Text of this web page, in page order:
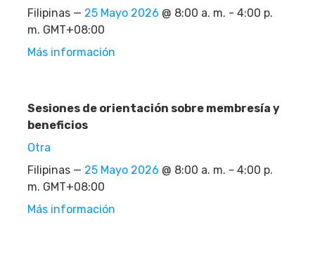
Filipinas — 25 Mayo 2026 @ 8:00 a. m. - 4:00 p.
m. GMT+08:00
Más información
Sesiones de orientación sobre membresía y
beneficios
Otra
Filipinas — 25 Mayo 2026 @ 8:00 a. m. - 4:00 p.
m. GMT+08:00
Más información